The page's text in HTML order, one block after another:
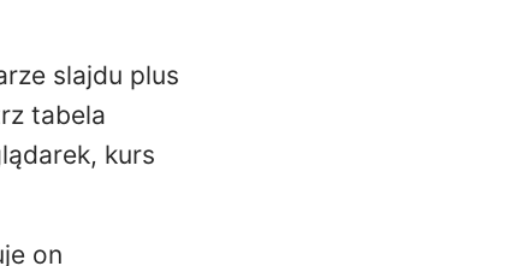
slajdu plus
tabela
kurs
on